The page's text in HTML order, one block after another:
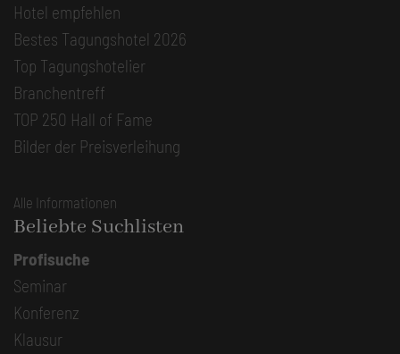
Hotel empfehlen
Bestes Tagungshotel 2026
Top Tagungshotelier
Branchentreff
TOP 250 Hall of Fame
Bilder der Preisverleihung
Alle Informationen
Beliebte Suchlisten
Profisuche
Seminar
Konferenz
Klausur